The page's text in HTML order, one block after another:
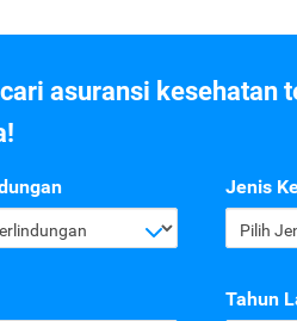
asuransi kesehatan
Jenis
Pilih
Tahun